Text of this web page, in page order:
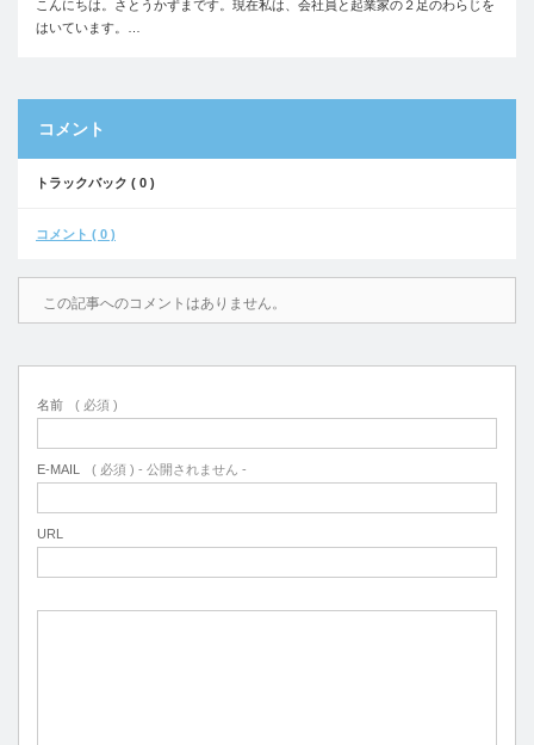
こんにちは。さとうかずまです。現在私は、会社員と起業家の２足のわらじを
はいています。…
コメント
トラックバック ( 0 )
コメント ( 0 )
この記事へのコメントはありません。
名前 ( 必須 )
E-MAIL ( 必須 ) - 公開されません -
URL